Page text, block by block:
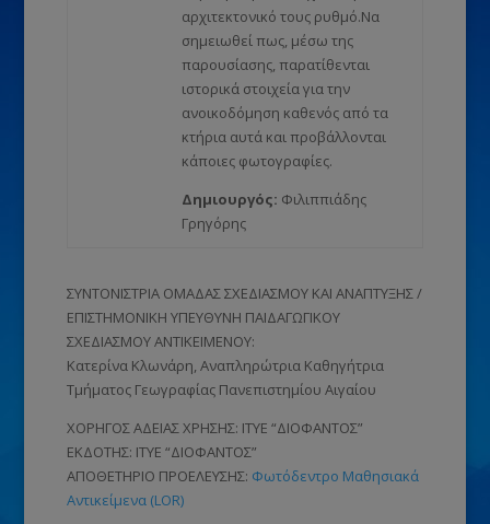
αρχιτεκτονικό τους ρυθμό.Να
σημειωθεί πως, μέσω της
παρουσίασης, παρατίθενται
ιστορικά στοιχεία για την
ανοικοδόμηση καθενός από τα
κτήρια αυτά και προβάλλονται
κάποιες φωτογραφίες.
Δημιουργός: Φιλιππιάδης
Γρηγόρης
ΣΥΝΤΟΝΙΣΤΡΙΑ ΟΜΑΔΑΣ ΣΧΕΔΙΑΣΜΟΥ ΚΑΙ ΑΝΑΠΤΥΞΗΣ /
ΕΠΙΣΤΗΜΟΝΙΚΗ ΥΠΕΥΘΥΝΗ ΠΑΙΔΑΓΩΓΙΚΟΥ
ΣΧΕΔΙΑΣΜΟΥ ΑΝΤΙΚΕΙΜΕΝΟΥ:
Κατερίνα Κλωνάρη, Αναπληρώτρια Καθηγήτρια
Τμήματος Γεωγραφίας Πανεπιστημίου Αιγαίου
ΧΟΡΗΓΟΣ ΑΔΕΙΑΣ ΧΡΗΣΗΣ: ΙΤΥΕ “ΔΙΟΦΑΝΤΟΣ”
ΕΚΔΟΤΗΣ: ΙΤΥΕ “ΔΙΟΦΑΝΤΟΣ”
ΑΠΟΘΕΤΗΡΙΟ ΠΡΟΕΛΕΥΣΗΣ: Φωτόδεντρο Μαθησιακά
Αντικείμενα (LOR)